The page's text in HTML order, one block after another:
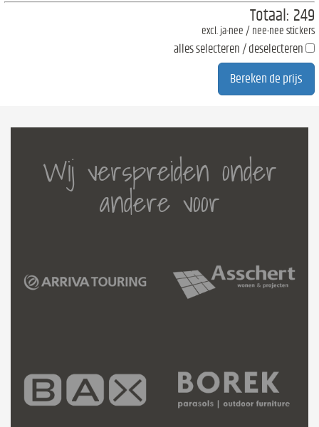
Totaal: 249
excl. ja-nee / nee-nee stickers
alles selecteren / deselecteren
Wij verspreiden onder
andere voor